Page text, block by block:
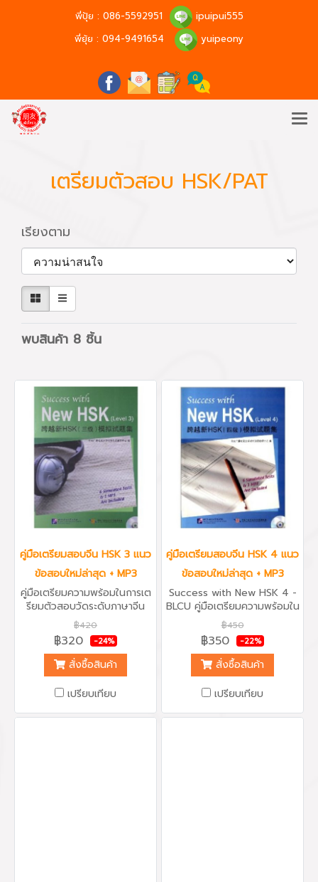
พี่ปุ้ย : 086-5592951
ipuipui555
พี่ยุ้ย : 094-9491654 yuipeony
เตรียมตัวสอบ HSK/PAT
เรียงตาม
พบสินค้า 8 ชิ้น
คู่มือเตรียมสอบจีน HSK 3 แนว
ข้อสอบใหม่ล่าสุด + MP3
คู่มือเตรียมความพร้อมในการเต
รียมตัวสอบวัดระดับภาษาจีน
กลาง HSK ระดับ 3 ตัวอย่าง
แนวข้อสอบ 6 ชุดใหม่
ล่าสุด พร้อมแผ่น MP3 รวม
เนื้อหาแนวข้อสอบครบถ้วนทั้ง
การฟัง การอ่าน การ
เขียน พร้อมคำเฉลยอธิบาย
อย่างละเอียด วิเคราะห์ไวยากรณ์
ชี้แจงคำศัพท์ที่ต้องเรียนรู้ เรียบ
฿420
฿320 -24%
สั่งซื้อสินค้า
เปรียบเทียบ
คู่มือเตรียมสอบจีน HSK 4 แนว
ข้อสอบใหม่ล่าสุด + MP3
Success with New HSK 4 -
BLCU คู่มือเตรียมความพร้อมใน
การเตรียมตัวสอบวัดระดับภาษา
จีนกลาง HSK ระดับ 4 ตัวอย่าง
แนวข้อสอบ 6 ชุดใหม่ล่าสุด
พร้อมแผ่น MP3 รวมเนื้อหาแนว
ข้อสอบครบถ้วนทั้งการฟัง การ
อ่าน การเขียน พร้อมคำเฉลย
อธิบายอย่างละเอียด วิเคราะห์
ไวยากรณ์ ชี้แจงคำศัพท์ที่ต้อง
฿450
฿350 -22%
สั่งซื้อสินค้า
เปรียบเทียบ